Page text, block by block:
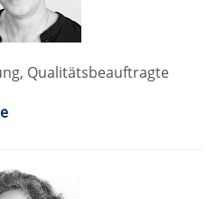
Qualitätsbeauftragte